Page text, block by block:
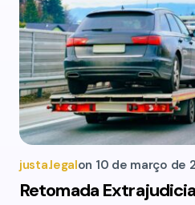
justa.legalon 10 de março de
Retomada